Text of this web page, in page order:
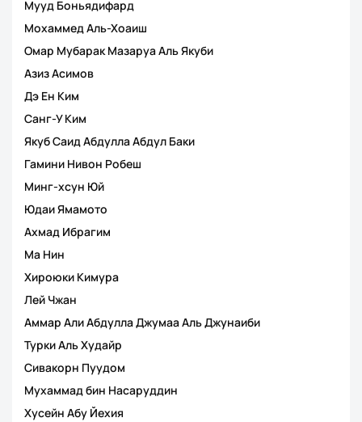
Мууд Боньядифард
Мохаммед Аль-Хоаиш
Омар Мубарак Мазаруа Аль Якуби
Азиз Асимов
Дэ Ен Ким
Санг-У Ким
Якуб Саид Абдулла Абдул Баки
Гамини Нивон Робеш
Минг-хсун Юй
Юдаи Ямамото
Ахмад Ибрагим
Ма Нин
Хироюки Кимура
Лей Чжан
Аммар Али Абдулла Джумаа Аль Джунаиби
Турки Аль Худайр
Сивакорн Пуудом
Мухаммад бин Насаруддин
Хусейн Абу Йехия